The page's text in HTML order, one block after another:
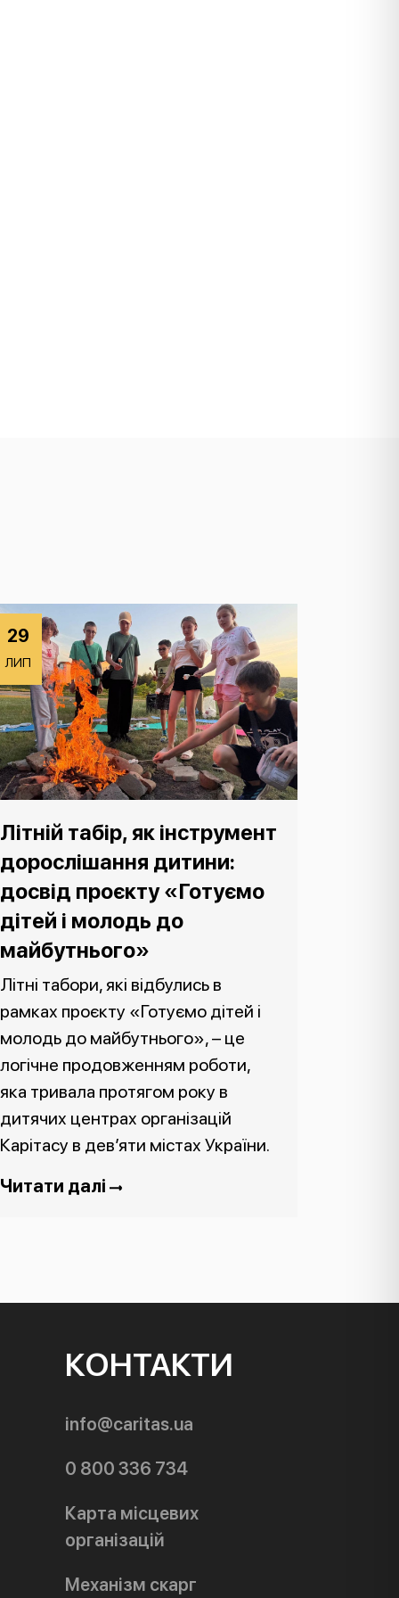
29
ЛИП
Літній табір, як інструмент
дорослішання дитини:
досвід проєкту «Готуємо
дітей і молодь до
майбутнього»
Літні табори, які відбулись в
рамках проєкту «Готуємо дітей і
молодь до майбутнього», – це
логічне продовженням роботи,
яка тривала протягом року в
дитячих центрах організацій
Карітасу в дев’яти містах України.
Читати далі
КОНТАКТИ
info@caritas.ua
0 800 336 734
Карта місцевих
організацій
Механізм скарг